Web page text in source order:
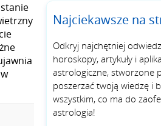
Najciekawsze na
Odkryj najchętniej
horoskopy, artykuły i
astrologiczne, stworzone
poszerzać twoją wiedzę i
wszystkim, co ma do
astrologia!